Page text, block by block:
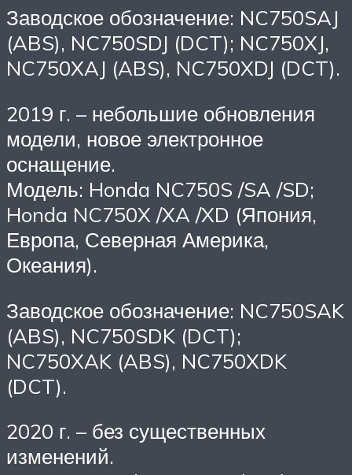
Заводское обозначение: NC750SAJ
(ABS), NC750SDJ (DCT); NC750XJ,
NC750XAJ (ABS), NC750XDJ (DCT).
2019 г. – небольшие обновления
модели, новое электронное
оснащение.
Модель: Honda NC750S /SA /SD;
Honda NC750X /XA /XD (Япония,
Европа, Северная Америка,
Океания).
Заводское обозначение: NC750SAK
(ABS), NC750SDK (DCT);
NC750XAK (ABS), NC750XDK
(DCT).
2020 г. – без существенных
изменений.